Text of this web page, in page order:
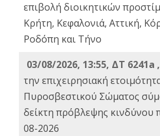
επιβολή διοικητικών
Κρήτη, Κεφαλονιά, Αττική,
Ροδόπη και Τήνο
03/08/2026, 13:55, ΔΤ 6241a ,
την επιχειρησιακή
Πυροσβεστικού Σώματος
δείκτη πρόβλεψης κινδύνου
08-2026